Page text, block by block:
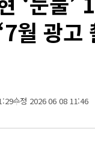
월 광고
수정 2026 06 08 11:46